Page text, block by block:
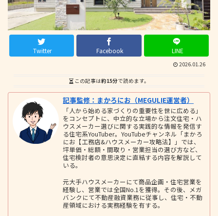
Twitter Facebook LINE
2026.01.26
この記事は約15分で読めます。
記事監修：まかろにお（MEGULIE運営者）
「人から始める家づくりの重要性を世に広める」
をコンセプトに、中立的な立場から注文住宅・ハ
ウスメーカー選びに関する実践的な情報を発信す
る住宅系YouTuber。YouTubeチャンネル「まかろ
にお【工務店&ハウスメーカー攻略法】」では、
坪単価・総額・間取り・営業担当の選び方など、
住宅検討者の意思決定に直結する内容を解説して
いる。
元大手ハウスメーカーにて商品企画・住宅営業を
経験し、営業では全国No.1を獲得。その後、メガ
バンクにて不動産融資業務に従事し、住宅・不動
産領域における実務経験を有する。